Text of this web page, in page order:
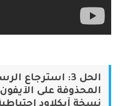
الحل 3: استرجاع
المحذوفة على